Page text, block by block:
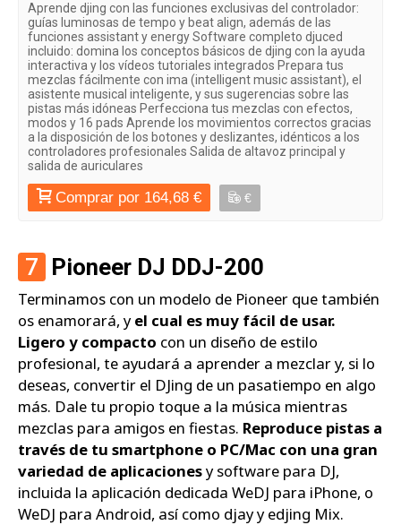
Aprende djing con las funciones exclusivas del controlador:
guías luminosas de tempo y beat align, además de las
funciones assistant y energy Software completo djuced
incluido: domina los conceptos básicos de djing con la ayuda
interactiva y los vídeos tutoriales integrados Prepara tus
mezclas fácilmente con ima (intelligent music assistant), el
asistente musical inteligente, y sus sugerencias sobre las
pistas más idóneas Perfecciona tus mezclas con efectos,
modos y 16 pads Aprende los movimientos correctos gracias
a la disposición de los botones y deslizantes, idénticos a los
controladores profesionales Salida de altavoz principal y
salida de auriculares
Comprar por 164,68 € €
7 Pioneer DJ DDJ-200
Terminamos con un modelo de Pioneer que también
os enamorará, yel cual es muy fácil de usar.
Ligero y compacto con un diseño de estilo
profesional, te ayudará a aprender a mezclar y, si lo
deseas, convertir el DJing de un pasatiempo en algo
más. Dale tu propio toque a la música mientras
mezclas para amigos en fiestas. Reproduce pistas a
través de tu smartphone o PC/Mac con una gran
variedad de aplicacionesy software para DJ,
incluida la aplicación dedicada WeDJ para iPhone, o
WeDJ para Android, así como djay y edjing Mix.